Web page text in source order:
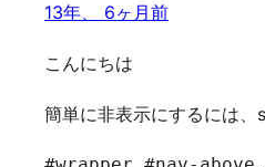
13年、 6ヶ月前
こんにちは
簡単に非表示にするには